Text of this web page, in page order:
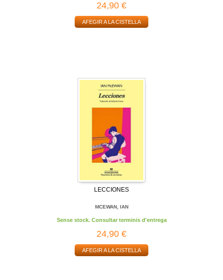
24,90 €
AFEGIR A LA CISTELLA
LECCIONES
MCEWAN, IAN
Sense stock. Consultar terminis d'entrega
24,90 €
AFEGIR A LA CISTELLA